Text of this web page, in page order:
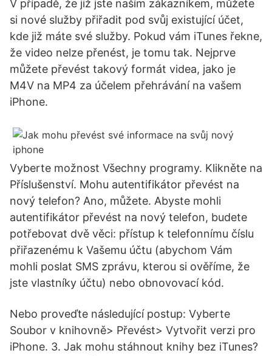
V případě, že již jste naším zákazníkem, můžete
si nové služby přiřadit pod svůj existující účet,
kde již máte své služby. Pokud vám iTunes řekne,
že video nelze přenést, je tomu tak. Nejprve
můžete převést takový formát videa, jako je
M4V na MP4 za účelem přehrávání na vašem
iPhone.
Vyberte možnost Všechny programy. Klikněte na
Příslušenství. Mohu autentifikátor převést na
nový telefon? Ano, můžete. Abyste mohli
autentifikátor převést na nový telefon, budete
potřebovat dvě věci: přístup k telefonnímu číslu
přiřazenému k Vašemu účtu (abychom Vám
mohli poslat SMS zprávu, kterou si ověříme, že
jste vlastníky účtu) nebo obnovovací kód.
Nebo proveďte následující postup: Vyberte
Soubor v knihovně> Převést> Vytvořit verzi pro
iPhone. 3. Jak mohu stáhnout knihy bez iTunes?